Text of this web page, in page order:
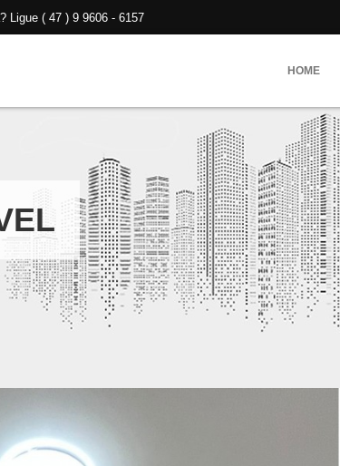
Ligue ( 47 ) 9 9606 - 6157
HOME